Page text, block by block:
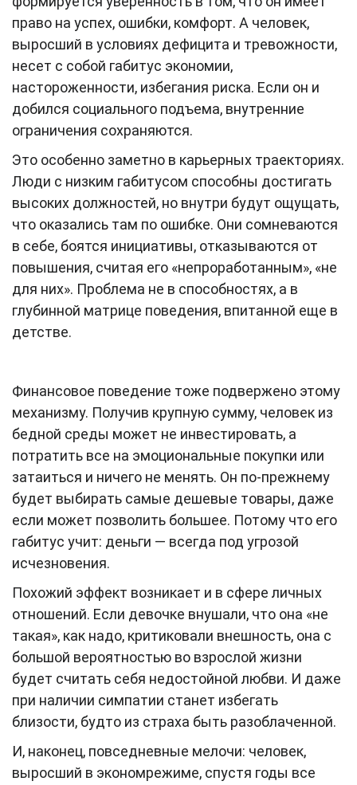
право на успех, ошибки, комфорт. А человек,
выросший в условиях дефицита и тревожности,
несет с собой габитус экономии,
настороженности, избегания риска. Если он и
добился социального подъема, внутренние
ограничения сохраняются.
Это особенно заметно в карьерных траекториях.
Люди с низким габитусом способны достигать
высоких должностей, но внутри будут ощущать,
что оказались там по ошибке. Они сомневаются
в себе, боятся инициативы, отказываются от
повышения, считая его «непроработанным», «не
для них». Проблема не в способностях, а в
глубинной матрице поведения, впитанной еще в
детстве.
Финансовое поведение тоже подвержено этому
механизму. Получив крупную сумму, человек из
бедной среды может не инвестировать, а
потратить все на эмоциональные покупки или
затаиться и ничего не менять. Он по-прежнему
будет выбирать самые дешевые товары, даже
если может позволить большее. Потому что его
габитус учит: деньги — всегда под угрозой
исчезновения.
Похожий эффект возникает и в сфере личных
отношений. Если девочке внушали, что она «не
такая», как надо, критиковали внешность, она с
большой вероятностью во взрослой жизни
будет считать себя недостойной любви. И даже
при наличии симпатии станет избегать
близости, будто из страха быть разоблаченной.
И, наконец, повседневные мелочи: человек,
выросший в экономрежиме, спустя годы все